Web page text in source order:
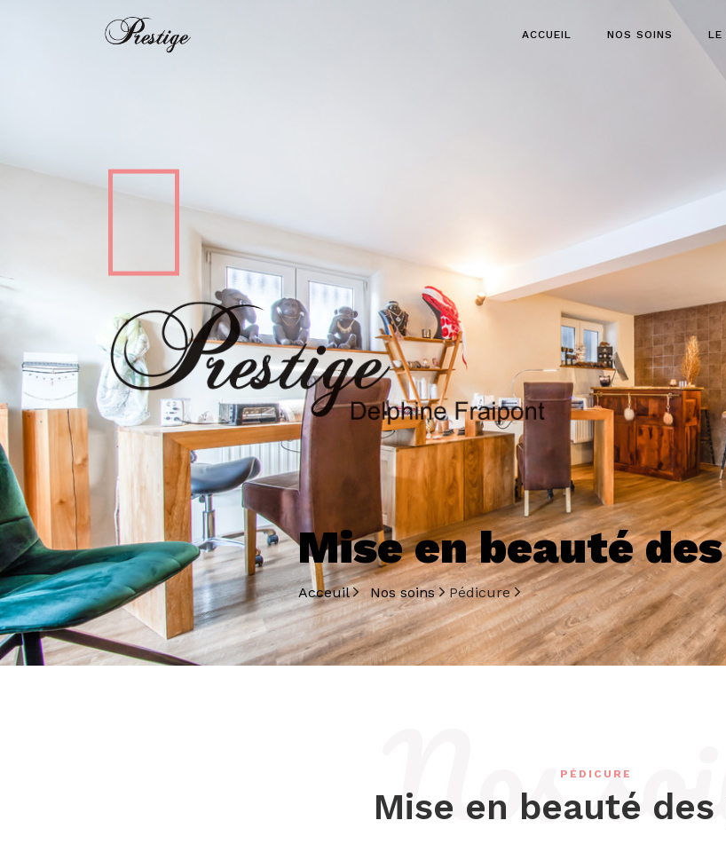
ACCUEIL NOS SOINS LE
Mise en beauté
Acceuil Nos soins Pédicure
Nos PÉDICURE
Mise en beauté des